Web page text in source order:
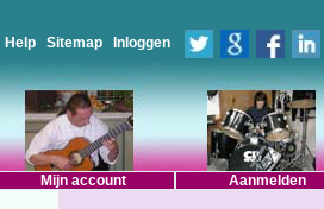
Help Sitemap Inloggen
Mijn account Aanmelden